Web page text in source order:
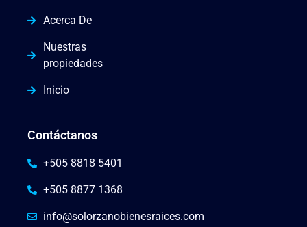
Acerca De
Nuestras
propiedades
Inicio
Contáctanos
+505 8818 5401
+505 8877 1368
info@solorzanobienesraices.com